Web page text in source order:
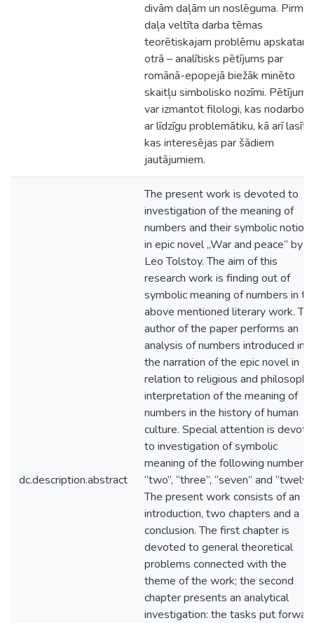
divām daļām un noslēguma. Pirmā
daļa veltīta darba tēmas
teorētiskajam problēmu apskatam,
otrā – analītisks pētījums par
romānā-epopejā biežāk minēto
skaitļu simbolisko nozīmi. Pētījumu
var izmantot filologi, kas
ar līdzīgu problemātiku, kā arī
kas interesējas par šādiem
jautājumiem.
dc.description.abstract
The present work is devoted to
investigation of the meaning of
numbers and their symbolic
in epic novel „War and peace” by
Leo Tolstoy. The aim of this
research work is finding out of
symbolic meaning of numbers in
above mentioned literary work.
author of the paper performs an
analysis of numbers introduced
the narration of the epic novel in
relation to religious and philosophic
interpretation of the meaning of
numbers in the history of human
culture. Special attention is
to investigation of symbolic
meaning of the following numbers:
“two”, “three”, “seven” and
The present work consists of an
introduction, two chapters and a
conclusion. The first chapter is
devoted to general theoretical
problems connected with the
theme of the work; the second
chapter presents an analytical
investigation: the tasks put